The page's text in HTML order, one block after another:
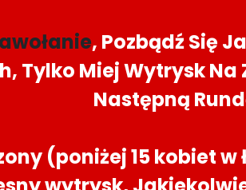
, Pozbądź Się
Tylko Miej Wytrysk Na
Następną
(poniżej 15 kobiet w